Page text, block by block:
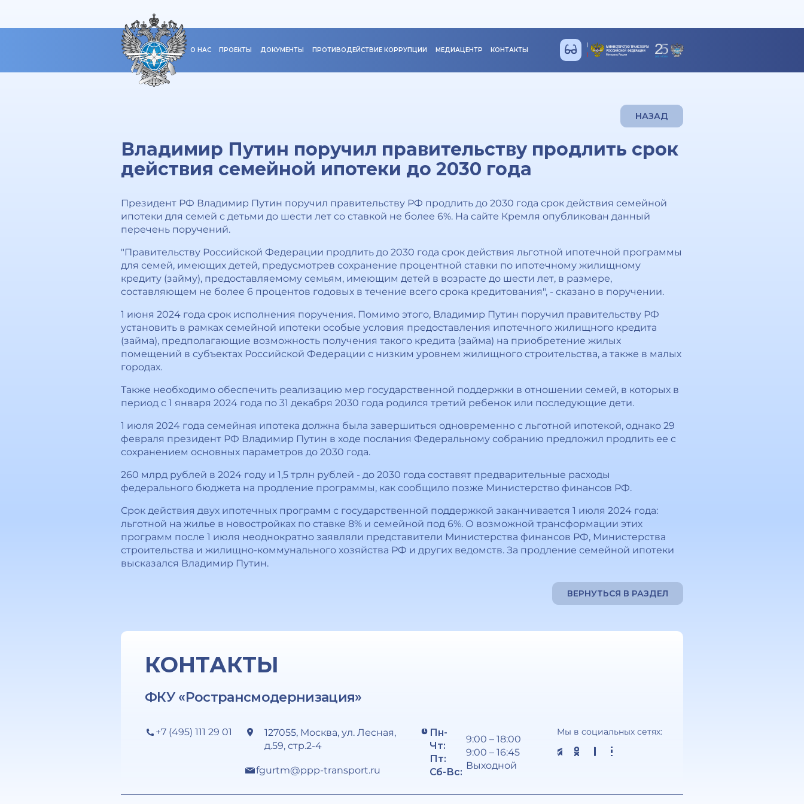
О НАС ПРОЕКТЫ ДОКУМЕНТЫ ПРОТИВОДЕЙСТВИЕ КОРРУПЦИИ МЕДИАЦЕНТР КОНТАКТЫ
НАЗАД
Владимир Путин поручил правительству продлить срок
действия семейной ипотеки до 2030 года
Президент РФ Владимир Путин поручил правительству РФ продлить до 2030 года срок действия семейной
ипотеки для семей с детьми до шести лет со ставкой не более 6%. На сайте Кремля опубликован данный
перечень поручений.
"Правительству Российской Федерации продлить до 2030 года срок действия льготной ипотечной программы
для семей, имеющих детей, предусмотрев сохранение процентной ставки по ипотечному жилищному
кредиту (займу), предоставляемому семьям, имеющим детей в возрасте до шести лет, в размере,
составляющем не более 6 процентов годовых в течение всего срока кредитования", - сказано в поручении.
1 июня 2024 года срок исполнения поручения. Помимо этого, Владимир Путин поручил правительству РФ
установить в рамках семейной ипотеки особые условия предоставления ипотечного жилищного кредита
(займа), предполагающие возможность получения такого кредита (займа) на приобретение жилых
помещений в субъектах Российской Федерации с низким уровнем жилищного строительства, а также в малых
городах.
Также необходимо обеспечить реализацию мер государственной поддержки в отношении семей, в которых в
период с 1 января 2024 года по 31 декабря 2030 года родился третий ребенок или последующие дети.
1 июля 2024 года семейная ипотека должна была завершиться одновременно с льготной ипотекой, однако 29
февраля президент РФ Владимир Путин в ходе послания Федеральному собранию предложил продлить ее с
сохранением основных параметров до 2030 года.
260 млрд рублей в 2024 году и 1,5 трлн рублей - до 2030 года составят предварительные расходы
федерального бюджета на продление программы, как сообщило позже Министерство финансов РФ.
Срок действия двух ипотечных программ с государственной поддержкой заканчивается 1 июля 2024 года:
льготной на жилье в новостройках по ставке 8% и семейной под 6%. О возможной трансформации этих
программ после 1 июля неоднократно заявляли представители Министерства финансов РФ, Министерства
строительства и жилищно-коммунального хозяйства РФ и других ведомств. За продление семейной ипотеки
высказался Владимир Путин.
ВЕРНУТЬСЯ В РАЗДЕЛ
КОНТАКТЫ
ФКУ «Ространсмодернизация»
+7 (495) 111 29 01
127055, Москва, ул. Лесная,
д.59, стр.2-4
fgurtm@ppp-transport.ru
Пн-
Чт:
Пт:
Сб-Вс:
9:00 – 18:00
9:00 – 16:45
Выходной
Мы в социальных сетях: